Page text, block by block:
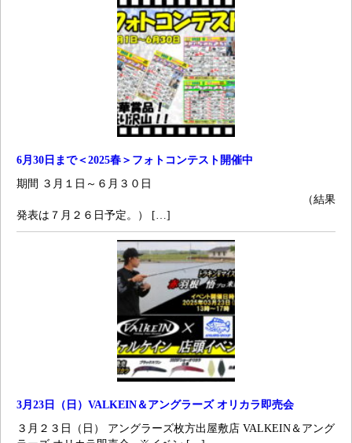
6月30日まで＜2025春＞フォトコンテスト開催中
期間 ３月１日～６月３０日
（結果
発表は７月２６日予定。） […]
3月23日（日）VALKEIN＆アングラーズ オリカラ即売会
３月２３日（日） アングラーズ枚方出屋敷店 VALKEIN＆アング